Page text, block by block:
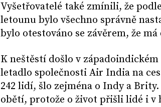
Vyšetřovatelé také zmínili, že
letounu bylo všechno správně
bylo otestováno se závěrem, že
K neštěstí došlo v
letadlo společnosti Air India na
242 lidí, šlo zejména o Indy a
obětí, protože o život přišli lidé i